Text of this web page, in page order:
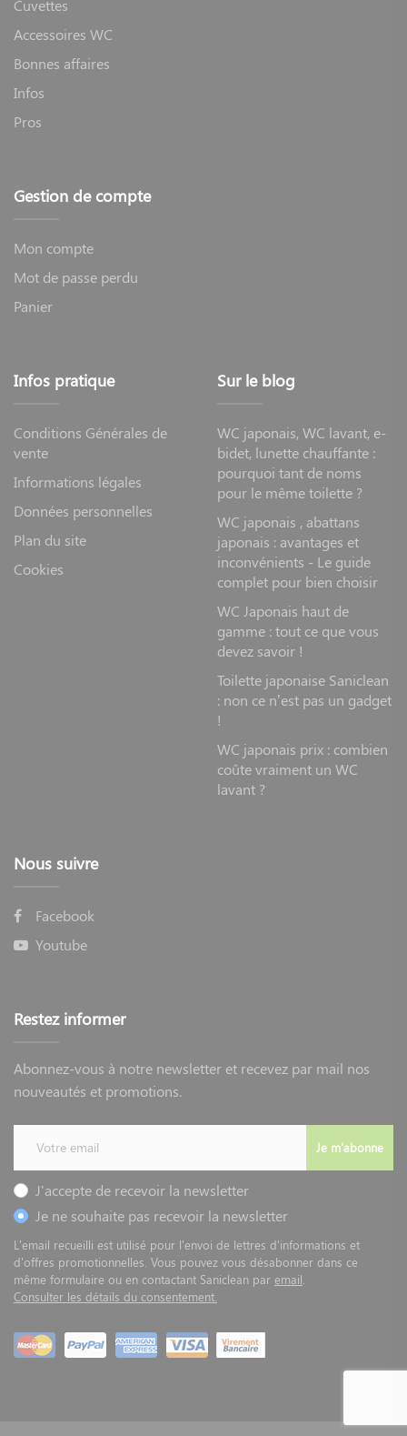
Cuvettes
Accessoires WC
Bonnes affaires
Infos
Pros
Gestion de compte
Mon compte
Mot de passe perdu
Panier
Infos pratique
Conditions Générales de
vente
Informations légales
Données personnelles
Plan du site
Cookies
Sur le blog
WC japonais, WC lavant, e-
bidet, lunette chauffante :
pourquoi tant de noms
pour le même toilette ?
WC japonais , abattans
japonais : avantages et
inconvénients - Le guide
complet pour bien choisir
WC Japonais haut de
gamme : tout ce que vous
devez savoir !
Toilette japonaise Saniclean
: non ce n’est pas un gadget
!
WC japonais prix : combien
coûte vraiment un WC
lavant ?
Nous suivre
Facebook
Youtube
Restez informer
Abonnez-vous à notre newsletter et recevez par mail nos
nouveautés et promotions.
Je m'abonne
J'accepte de recevoir la newsletter
Je ne souhaite pas recevoir la newsletter
L'email recueilli est utilisé pour l'envoi de lettres d'informations et
d'offres promotionnelles. Vous pouvez vous désabonner dans ce
même formulaire ou en contactant Saniclean par email
Consulter les détails du consentement.